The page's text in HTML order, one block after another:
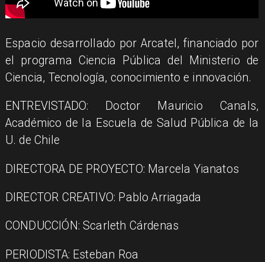
Espacio desarrollado por Arcatel, financiado por
el programa Ciencia Pública del Ministerio de
Ciencia, Tecnología, conocimiento e innovación.
ENTREVISTADO: Doctor Mauricio Canals,
Académico de la Escuela de Salud Pública de la
U. de Chile
DIRECTORA DE PROYECTO: Marcela Yianatos
DIRECTOR CREATIVO: Pablo Arriagada
CONDUCCIÓN: Scarleth Cárdenas
PERIODISTA: Esteban Roa